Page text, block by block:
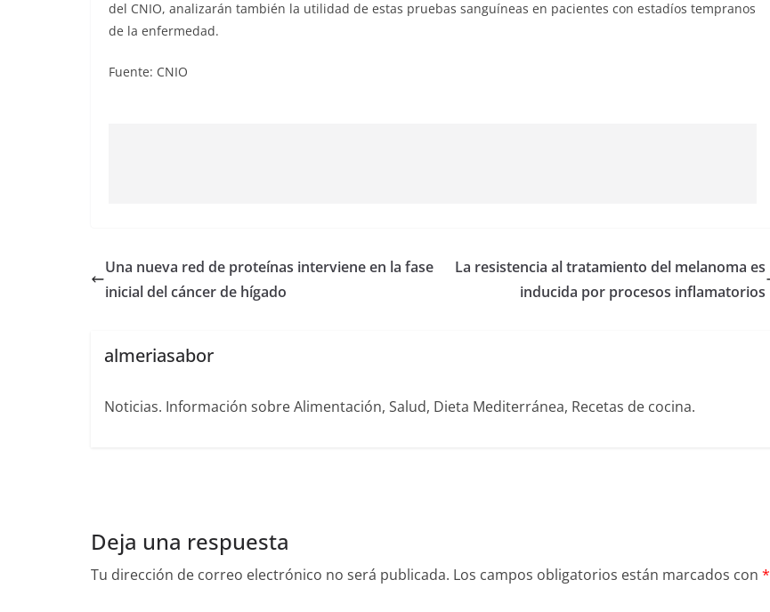
del CNIO, analizarán también la utilidad de estas pruebas sanguíneas en pacientes con estadíos tempranos
de la enfermedad.
Fuente: CNIO
Una nueva red de proteínas interviene en la fase
inicial del cáncer de hígado
La resistencia al tratamiento del melanoma es
inducida por procesos inflamatorios
almeriasabor
Noticias. Información sobre Alimentación, Salud, Dieta Mediterránea, Recetas de cocina.
Deja una respuesta
Tu dirección de correo electrónico no será publicada. Los campos obligatorios están marcados con *